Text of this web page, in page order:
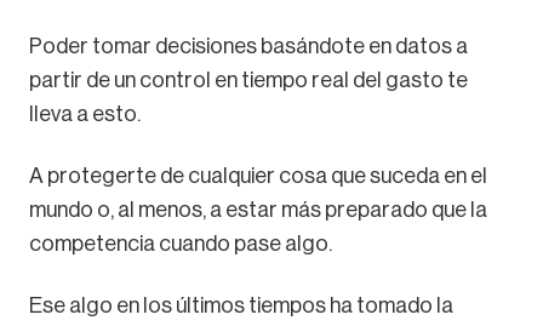
Poder tomar decisiones basándote en datos a
partir de un control en tiempo real del gasto te
lleva a esto.
A protegerte de cualquier cosa que suceda en el
mundo o, al menos, a estar más preparado que la
competencia cuando pase algo.
Ese algo en los últimos tiempos ha tomado la